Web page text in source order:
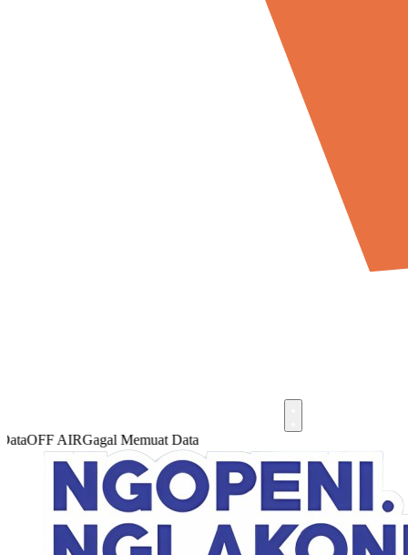
OFF AIRGagal Memuat Data